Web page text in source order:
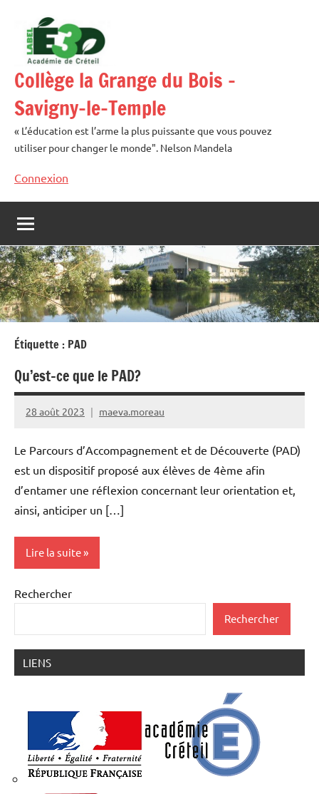
contenu
Collège la Grange du Bois –
Savigny-le-Temple
« L’éducation est l’arme la plus puissante que vous pouvez
utiliser pour changer le monde". Nelson Mandela
Connexion
Étiquette : PAD
Qu’est-ce que le PAD?
28 août 2023 maeva.moreau
Le Parcours d’Accompagnement et de Découverte (PAD)
est un dispositif proposé aux élèves de 4ème afin
d’entamer une réflexion concernant leur orientation et,
ainsi, anticiper un […]
Lire la suite
PAD
Rechercher
Rechercher
LIENS